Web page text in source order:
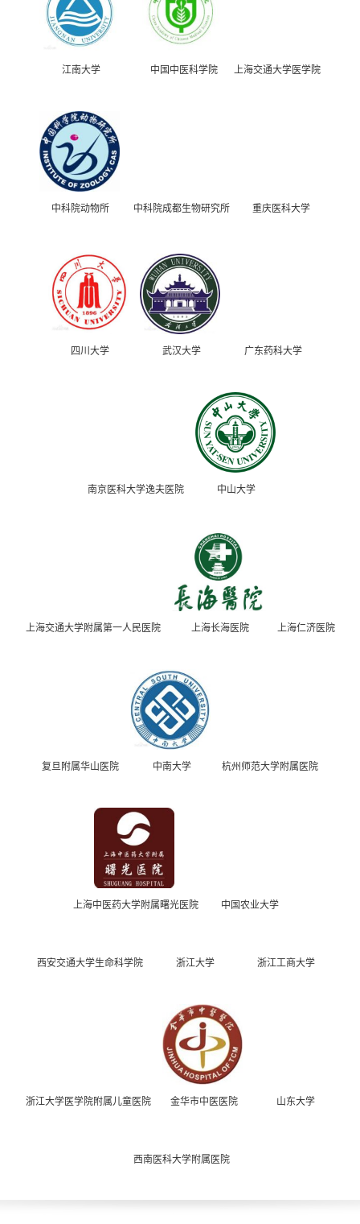
江南大学 中国中医科学院 上海交通大学医学院
中科院动物所 中科院成都生物研究所 重庆医科大学
四川大学 武汉大学 广东药科大学
南京医科大学逸夫医院 中山大学
上海交通大学附属第一人民医院 上海长海医院 上海仁济医院
复旦附属华山医院 中南大学 杭州师范大学附属医院
上海中医药大学附属曙光医院 中国农业大学
西安交通大学生命科学院 浙江大学 浙江工商大学
浙江大学医学院附属儿童医院 金华市中医医院 山东大学
西南医科大学附属医院